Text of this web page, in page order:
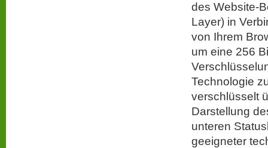
des Website-
Layer) in
von Ihrem
um eine 256
Technologie
verschlüsselt
Darstellung
unteren
geeigneter